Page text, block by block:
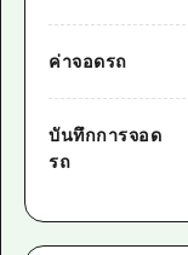
ค่าจอดรถ
บันทึกการจอด
รถ